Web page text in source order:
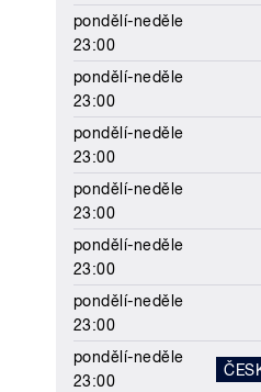
pondělí-neděle
23:00
pondělí-neděle
23:00
pondělí-neděle
23:00
pondělí-neděle
23:00
pondělí-neděle
23:00
pondělí-neděle
23:00
pondělí-neděle
23:00